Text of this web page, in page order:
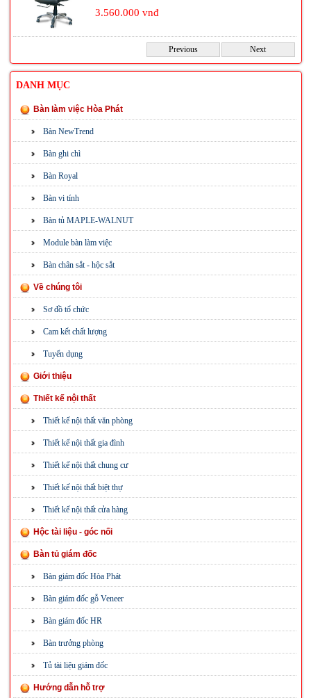
3.560.000 vnđ
Previous Next
DANH MỤC
Bàn làm việc Hòa Phát
Bàn NewTrend
Bàn ghi chì
Bàn Royal
Bàn vi tính
Bàn tủ MAPLE-WALNUT
Module bàn làm việc
Bàn chân sắt - hộc sắt
Về chúng tôi
Sơ đồ tổ chức
Cam kết chất lượng
Tuyển dụng
Giới thiệu
Thiết kế nội thất
Thiết kế nội thất văn phòng
Thiết kế nội thất gia đình
Thiết kế nội thất chung cư
Thiết kế nội thất biệt thự
Thiết kế nội thất cửa hàng
Hộc tài liệu - góc nối
Bàn tủ giám đốc
Bàn giám đốc Hòa Phát
Bàn giám đốc gỗ Veneer
Bàn giám đốc HR
Bàn trưởng phòng
Tủ tài liệu giám đốc
Hướng dẫn hỗ trợ